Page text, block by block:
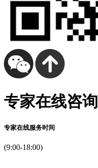
专家在线咨询
专家在线服务时间
(9:00-18:00)